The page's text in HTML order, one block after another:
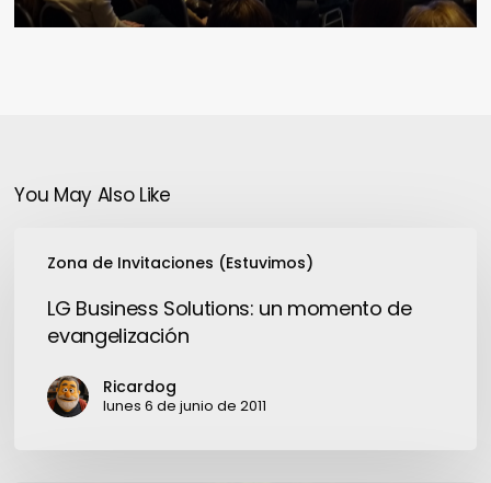
You May Also Like
Zona de Invitaciones (Estuvimos)
Business
momento
evangelización
LG Business Solutions: un momento de
evangelización
Ricardog
lunes 6 de junio de 2011